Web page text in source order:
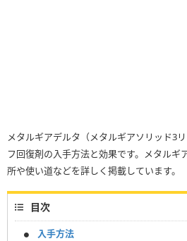
メタルギアデルタ（メタルギアソリッド3
フ回復剤の入手方法と効果です。メタルギ
所や使い道などを詳しく掲載しています。
目次
入手方法